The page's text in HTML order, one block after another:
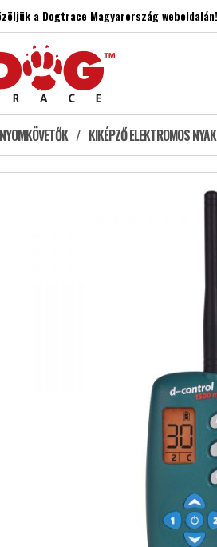
a Dogtrace Magyarország weboldalán!
KIKÉPZŐ ELEKTROMOS